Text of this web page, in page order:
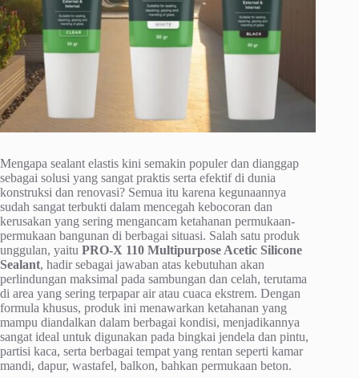
Mengapa sealant elastis kini semakin populer dan dianggap
sebagai solusi yang sangat praktis serta efektif di dunia
konstruksi dan renovasi? Semua itu karena kegunaannya
sudah sangat terbukti dalam mencegah kebocoran dan
kerusakan yang sering mengancam ketahanan permukaan-
permukaan bangunan di berbagai situasi. Salah satu produk
unggulan, yaitu PRO-X 110 Multipurpose Acetic Silicone
Sealant, hadir sebagai jawaban atas kebutuhan akan
perlindungan maksimal pada sambungan dan celah, terutama
di area yang sering terpapar air atau cuaca ekstrem. Dengan
formula khusus, produk ini menawarkan ketahanan yang
mampu diandalkan dalam berbagai kondisi, menjadikannya
sangat ideal untuk digunakan pada bingkai jendela dan pintu,
partisi kaca, serta berbagai tempat yang rentan seperti kamar
mandi, dapur, wastafel, balkon, bahkan permukaan beton.